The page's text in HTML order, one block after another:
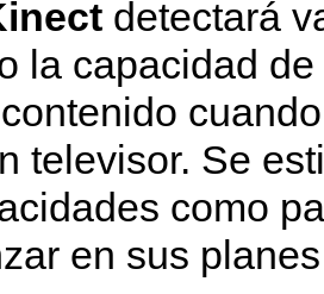
detectará
la capacidad
televisor. Se
como
en sus